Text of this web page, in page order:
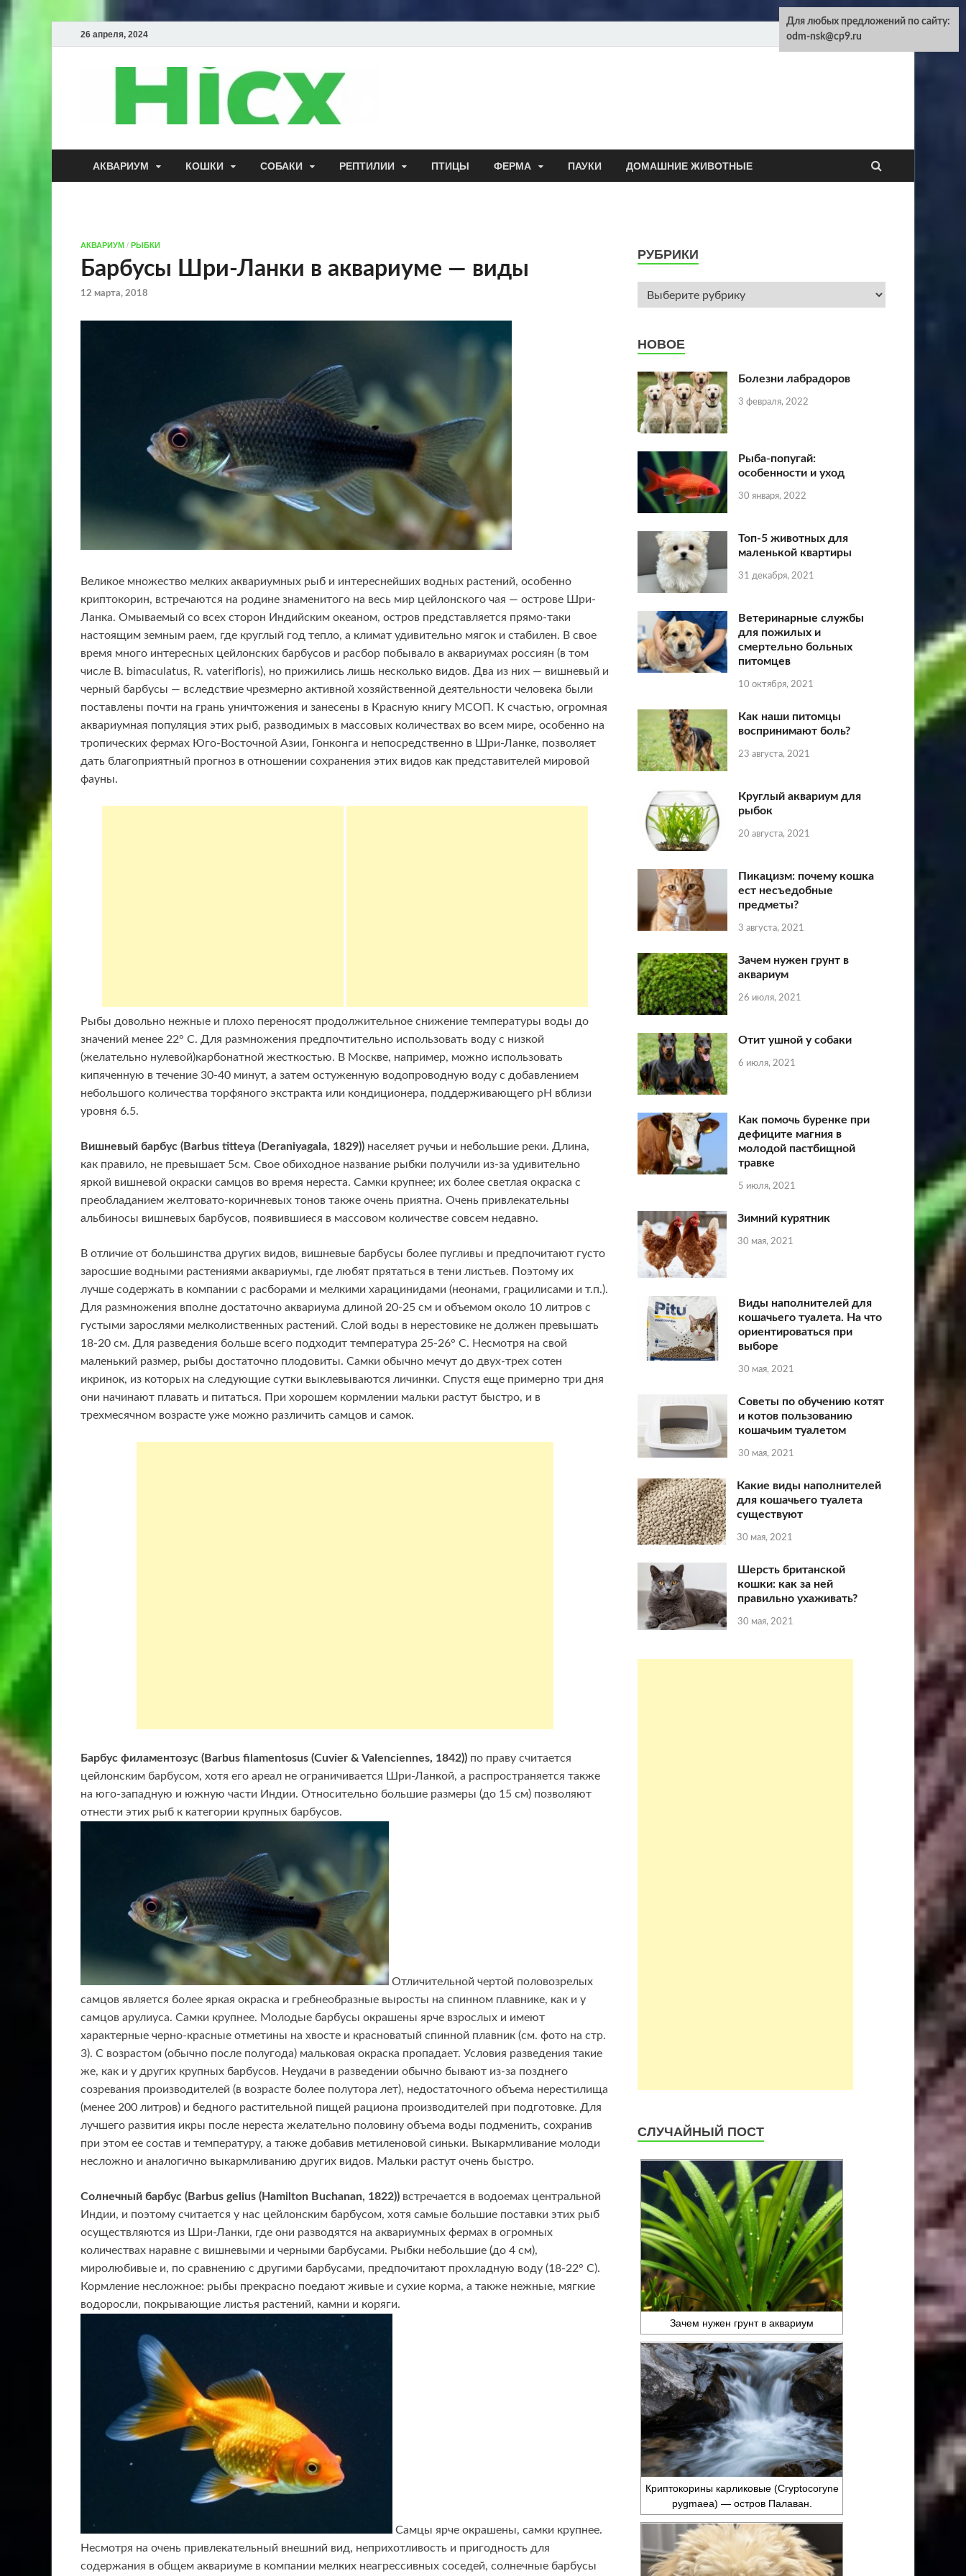
26 апреля, 2024
АКВАРИУМ КОШКИ СОБАКИ РЕПТИЛИИ ПТИЦЫ ФЕРМА ПАУКИ ДОМАШНИЕ ЖИВОТНЫЕ
АКВАРИУМ / РЫБКИ
Барбусы Шри-Ланки в аквариуме — виды
12 марта, 2018
Великое множество мелких аквариумных рыб и интереснейших водных растений, особенно
криптокорин, встречаются на родине знаменитого на весь мир цейлонского чая — острове Шри-
Ланка. Омываемый со всех сторон Индийским океаном, остров представляется прямо-таки
настоящим земным раем, где круглый год тепло, а климат удивительно мягок и стабилен. В свое
время много интересных цейлонских барбусов и расбор побывало в аквариумах россиян (в том
числе В. bimaculatus, R. vaterifloris), но прижились лишь несколько видов. Два из них — вишневый и
черный барбусы — вследствие чрезмерно активной хозяйственной деятельности человека были
поставлены почти на грань уничтожения и занесены в Красную книгу МСОП. К счастью, огромная
аквариумная популяция этих рыб, разводимых в массовых количествах во всем мире, особенно на
тропических фермах Юго-Восточной Азии, Гонконга и непосредственно в Шри-Ланке, позволяет
дать благоприятный прогноз в отношении сохранения этих видов как представителей мировой
фауны.
Рыбы довольно нежные и плохо переносят продолжительное снижение температуры воды до
значений менее 22° С. Для размножения предпочтительно использовать воду с низкой
(желательно нулевой)карбонатной жесткостью. В Москве, например, можно использовать
кипяченную в течение 30-40 минут, а затем остуженную водопроводную воду с добавлением
небольшого количества торфяного экстракта или кондиционера, поддерживающего рН вблизи
уровня 6.5.
Вишневый барбус (Barbus titteya (Deraniyagala, 1829)) населяет ручьи и небольшие реки. Длина,
как правило, не превышает 5см. Свое обиходное название рыбки получили из-за удивительно
яркой вишневой окраски самцов во время нереста. Самки крупнее; их более светлая окраска с
преобладанием желтовато-коричневых тонов также очень приятна. Очень привлекательны
альбиносы вишневых барбусов, появившиеся в массовом количестве совсем недавно.
В отличие от большинства других видов, вишневые барбусы более пугливы и предпочитают густо
заросшие водными растениями аквариумы, где любят прятаться в тени листьев. Поэтому их
лучше содержать в компании с расборами и мелкими харацинидами (неонами, грацилисами и т.п.).
Для размножения вполне достаточно аквариума длиной 20-25 см и объемом около 10 литров с
густыми зарослями мелколиственных растений. Слой воды в нерестовике не должен превышать
18-20 см. Для разведения больше всего подходит температура 25-26° С. Несмотря на свой
маленький размер, рыбы достаточно плодовиты. Самки обычно мечут до двух-трех сотен
икринок, из которых на следующие сутки выклевываются личинки. Спустя еще примерно три дня
они начинают плавать и питаться. При хорошем кормлении мальки растут быстро, и в
трехмесячном возрасте уже можно различить самцов и самок.
Барбус филаментозус (Barbus filamentosus (Cuvier & Valenciennes, 1842)) по праву считается
цейлонским барбусом, хотя его ареал не ограничивается Шри-Ланкой, а распространяется также
на юго-западную и южную части Индии. Относительно большие размеры (до 15 см) позволяют
отнести этих рыб к категории крупных барбусов.
Отличительной чертой половозрелых
самцов является более яркая окраска и гребнеобразные выросты на спинном плавнике, как и у
самцов арулиуса. Самки крупнее. Молодые барбусы окрашены ярче взрослых и имеют
характерные черно-красные отметины на хвосте и красноватый спинной плавник (см. фото на стр.
3). С возрастом (обычно после полугода) мальковая окраска пропадает. Условия разведения такие
же, как и у других крупных барбусов. Неудачи в разведении обычно бывают из-за позднего
созревания производителей (в возрасте более полутора лет), недостаточного объема нерестилища
(менее 200 литров) и бедного растительной пищей рациона производителей при подготовке. Для
лучшего развития икры после нереста желательно половину объема воды подменить, сохранив
при этом ее состав и температуру, а также добавив метиленовой синьки. Выкармливание молоди
несложно и аналогично выкармливанию других видов. Мальки растут очень быстро.
Солнечный барбус (Barbus gelius (Hamilton Buchanan, 1822)) встречается в водоемах центральной
Индии, и поэтому считается у нас цейлонским барбусом, хотя самые большие поставки этих рыб
осуществляются из Шри-Ланки, где они разводятся на аквариумных фермах в огромных
количествах наравне с вишневыми и черными барбусами. Рыбки небольшие (до 4 см),
миролюбивые и, по сравнению с другими барбусами, предпочитают прохладную воду (18-22° С).
Кормление несложное: рыбы прекрасно поедают живые и сухие корма, а также нежные, мягкие
водоросли, покрывающие листья растений, камни и коряги.
Самцы ярче окрашены, самки крупнее.
Несмотря на очень привлекательный внешний вид, неприхотливость и пригодность для
содержания в общем аквариуме в компании мелких неагрессивных соседей, солнечные барбусы
РУБРИКИ
НОВОЕ
Болезни лабрадоров
3 февраля, 2022
Рыба-попугай:
особенности и уход
30 января, 2022
Топ-5 животных для
маленькой квартиры
31 декабря, 2021
Ветеринарные службы
для пожилых и
смертельно больных
питомцев
10 октября, 2021
Как наши питомцы
воспринимают боль?
23 августа, 2021
Круглый аквариум для
рыбок
20 августа, 2021
Пикацизм: почему кошка
ест несъедобные
предметы?
3 августа, 2021
Зачем нужен грунт в
аквариум
26 июля, 2021
Отит ушной у собаки
6 июля, 2021
Как помочь буренке при
дефиците магния в
молодой пастбищной
травке
5 июля, 2021
Зимний курятник
30 мая, 2021
Виды наполнителей для
кошачьего туалета. На что
ориентироваться при
выборе
30 мая, 2021
Советы по обучению котят
и котов пользованию
кошачьим туалетом
30 мая, 2021
Какие виды наполнителей
для кошачьего туалета
существуют
30 мая, 2021
Шерсть британской
кошки: как за ней
правильно ухаживать?
30 мая, 2021
СЛУЧАЙНЫЙ ПОСТ
Зачем нужен грунт в аквариум
Криптокорины карликовые (Cryptocoryne
pygmaea) — остров Палаван.
Для любых предложений по сайту:
odm-nsk@cp9.ru